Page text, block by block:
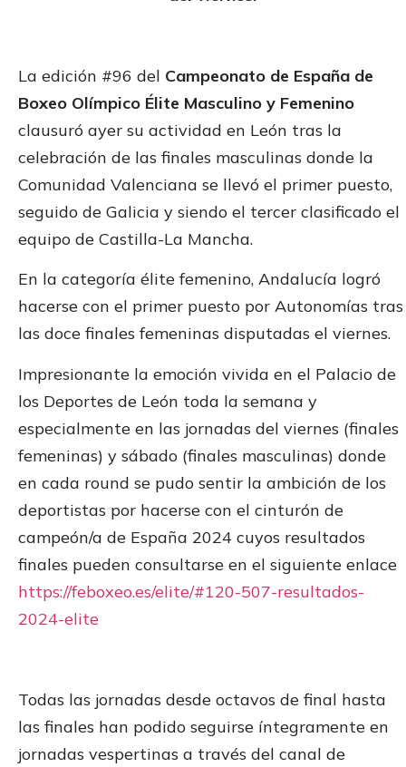
La edición #96 del Campeonato de España de
Boxeo Olímpico Élite Masculino y Femenino
clausuró ayer su actividad en León tras la
celebración de las finales masculinas donde la
Comunidad Valenciana se llevó el primer puesto,
seguido de Galicia y siendo el tercer clasificado el
equipo de Castilla-La Mancha.
En la categoría élite femenino, Andalucía logró
hacerse con el primer puesto por Autonomías tras
las doce finales femeninas disputadas el viernes.
Impresionante la emoción vivida en el Palacio de
los Deportes de León toda la semana y
especialmente en las jornadas del viernes (finales
femeninas) y sábado (finales masculinas) donde
en cada round se pudo sentir la ambición de los
deportistas por hacerse con el cinturón de
campeón/a de España 2024 cuyos resultados
finales pueden consultarse en el siguiente enlace
https://feboxeo.es/elite/#120-507-resultados-
2024-elite
Todas las jornadas desde octavos de final hasta
las finales han podido seguirse íntegramente en
jornadas vespertinas a través del canal de